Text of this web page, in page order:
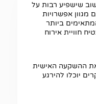
שישפיע רבות על
אפשרויות
ביותר
חוויית אירוח
ההשקעה האישית
יוכלו להירגע